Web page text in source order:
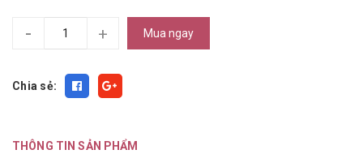
- + Mua ngay
Chia sẻ:
THÔNG TIN SẢN PHẨM